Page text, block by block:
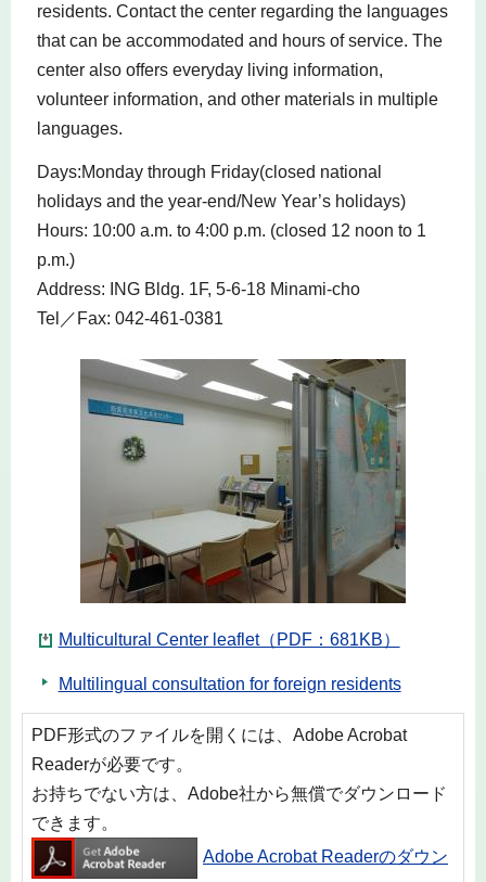
residents. Contact the center regarding the languages
that can be accommodated and hours of service. The
center also offers everyday living information,
volunteer information, and other materials in multiple
languages.
Days:Monday through Friday(closed national
holidays and the year-end/New Year’s holidays)
Hours: 10:00 a.m. to 4:00 p.m. (closed 12 noon to 1
p.m.)
Address: ING Bldg. 1F, 5-6-18 Minami-cho
Tel／Fax: 042-461-0381
Multicultural Center leaflet（PDF：681KB）
Multilingual consultation for foreign residents
PDF形式のファイルを開くには、Adobe Acrobat
Readerが必要です。
お持ちでない方は、Adobe社から無償でダウンロード
できます。
Adobe Acrobat Readerのダウン